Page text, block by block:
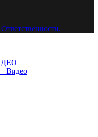
Видео